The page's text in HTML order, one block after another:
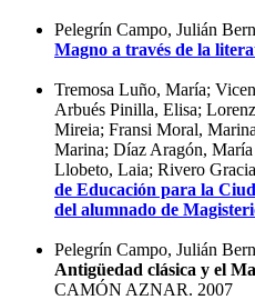
Pelegrín Campo, Julián
Magno a través de la
Tremosa Luño, María;
Arbués Pinilla, Elisa;
Mireia; Fransi Moral,
Marina; Díaz Aragón,
Llobeto, Laia; Rivero
de Educación para la
del alumnado de
Pelegrín Campo, Julián
Antigüedad clásica y el
CAMÓN AZNAR. 2007